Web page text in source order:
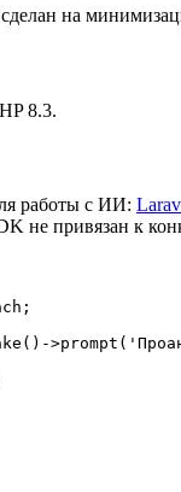
на
8.3.
работы с ИИ:
не привязан к